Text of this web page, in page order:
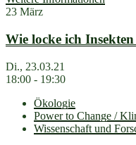
23 März
Wie locke ich
Di., 23.03.21
18:00 - 19:30
Ökologie
Power to Change /
Wissenschaft und